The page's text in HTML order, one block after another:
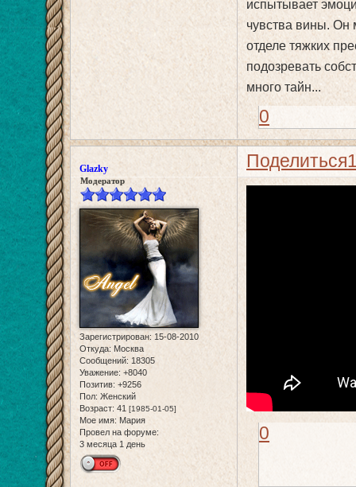
испытывает
чувства вины. Он
отделе тяжких
подозревать
много тайн...
0
Поделиться
Glazky
Модератор
Зарегистрирован: 15-08-2010
Откуда: Москва
Сообщений: 18305
Уважение: +8040
Позитив: +9256
Пол: Женский
Возраст: 41 [1985-01-05]
Мое имя: Мария
Провел на форуме:
3 месяца 1 день
0